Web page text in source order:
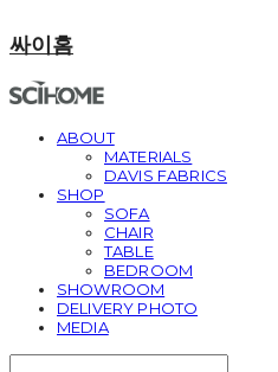
싸이홈
ABOUT
MATERIALS
DAVIS FABRICS
SHOP
SOFA
CHAIR
TABLE
BEDROOM
SHOWROOM
DELIVERY PHOTO
MEDIA